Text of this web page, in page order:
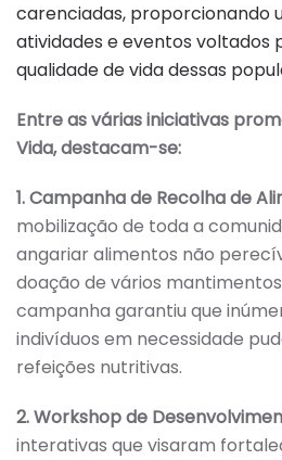
carenciadas, proporcionando
atividades e eventos voltados
qualidade de vida dessas
Entre as várias iniciativas
Vida, destacam-se:
1. Campanha de Recolha de
mobilização de toda a
angariar alimentos não
doação de vários mantimentos
campanha garantiu que
indivíduos em necessidade
refeições nutritivas.
2. Workshop de
interativas que visaram